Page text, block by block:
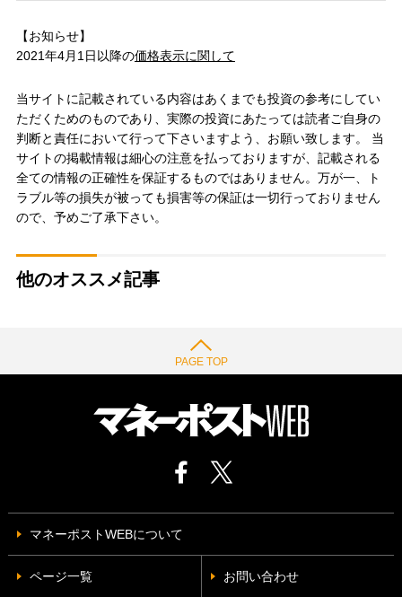
【お知らせ】
2021年4月1日以降の価格表示に関して
当サイトに記載されている内容はあくまでも投資の参考にしてい
ただくためのものであり、実際の投資にあたっては読者ご自身の
判断と責任において行って下さいますよう、お願い致します。 当
サイトの掲載情報は細心の注意を払っておりますが、記載される
全ての情報の正確性を保証するものではありません。万が一、ト
ラブル等の損失が被っても損害等の保証は一切行っておりません
ので、予めご了承下さい。
他のオススメ記事
PAGE TOP
マネーポストWEBについて
ページ一覧 お問い合わせ